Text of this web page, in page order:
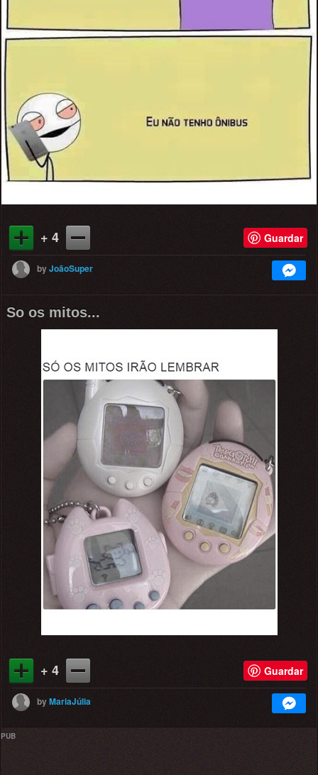
+ 4 Guardar
byJoãoSuper
So os mitos...
+ 4 Guardar
byMariaJúlia
PUB